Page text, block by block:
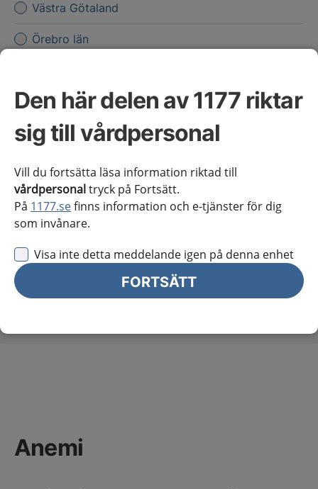
Den här delen av 1177 riktar
sig till vårdpersonal
Vill du fortsätta läsa information riktad till
vårdpersonaltryck på Fortsätt.
På 1177.sefinns information och e-tjänster för dig
som invånare.
Visa inte detta meddelande igen på denna enhet
FORTSÄTT
Västra Götaland
Örebro län
Jag vill inte se någon regional information
Obs! Detta val innebär att du inte ser regionalt innehåll
och viktig information som gäller just din region.
Stäng regionsväljaren
Stäng
för vårdpersonal
Välj region Meny
Kliniskt kunskapsstöd
Anemi